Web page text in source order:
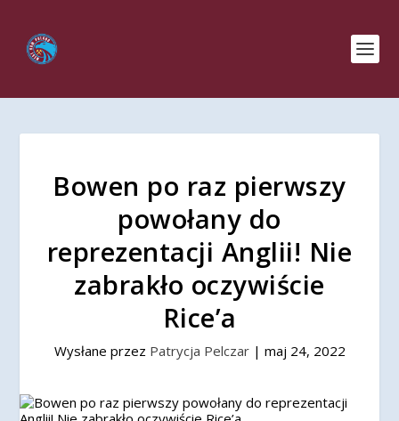
Bowen po raz pierwszy
powołany do
reprezentacji Anglii! Nie
zabrakło oczywiście
Rice’a
Wysłane przez Patrycja Pelczar| maj 24, 2022